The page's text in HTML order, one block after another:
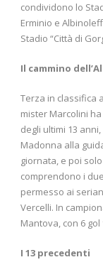
condividono lo
Erminio e
Stadio “Città di
Il cammino
Terza in classifica
mister Marcolini
degli ultimi 13
Madonna alla
giornata, e poi
comprendono i
permesso ai
Vercelli. In
Mantova, con 6
I 13 precedenti